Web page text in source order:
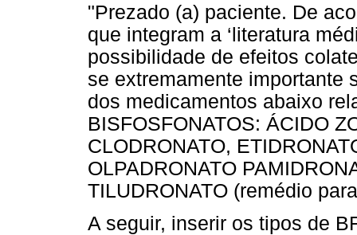
"Prezado (a) paciente. De
que integram a ‘literatura
possibilidade de efeitos
se extremamente importante
dos medicamentos abaixo
BISFOSFONATOS: ÁCIDO
CLODRONATO,
OLPADRONATO
TILUDRONATO (remédio
A seguir, inserir os tipos de